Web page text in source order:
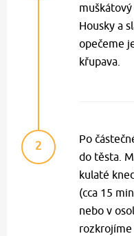
Housky a
opečeme
křupava.
2
Po
do těsta.
kulaté
(cca 15
nebo v
rozkrojíme